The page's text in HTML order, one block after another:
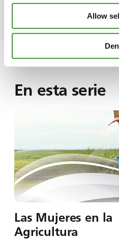
Allow
principalmente a la
En esta serie
Las Mujeres en la
Agricultura